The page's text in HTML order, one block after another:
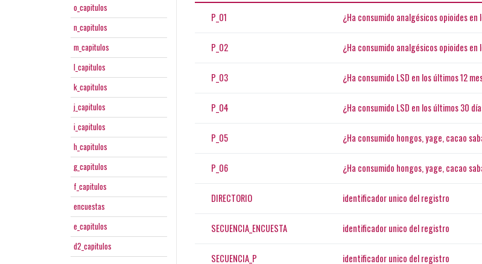
o_capitulos
n_capitulos
m_capitulos
l_capitulos
k_capitulos
j_capitulos
i_capitulos
h_capitulos
g_capitulos
f_capitulos
encuestas
e_capitulos
d2_capitulos
P_01 ¿Ha consumido analgésicos opioides en
P_02 ¿Ha consumido analgésicos opioides
P_03 ¿Ha consumido LSD en los últimos 12
P_04 ¿Ha consumido LSD en los últimos 30
P_05 ¿Ha consumido hongos, yage, cacao
P_06 ¿Ha consumido hongos, yage, cacao
DIRECTORIO identificador unico del registro
SECUENCIA_ENCUESTA identificador unico del registro
SECUENCIA_P identificador unico del registro